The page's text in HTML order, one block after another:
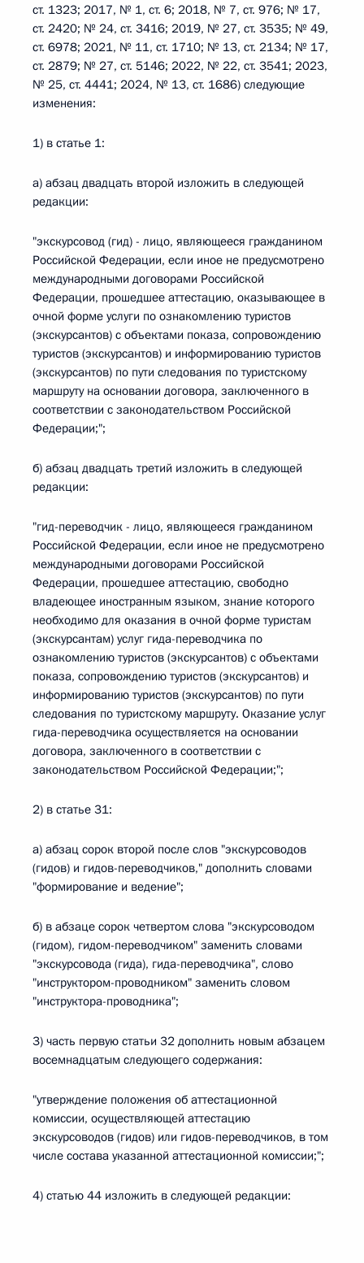
ст. 1323; 2017, № 1, ст. 6; 2018, № 7, ст. 976; № 17,
ст. 2420; № 24, ст. 3416; 2019, № 27, ст. 3535; № 49,
ст. 6978; 2021, № 11, ст. 1710; № 13, ст. 2134; № 17,
ст. 2879; № 27, ст. 5146; 2022, № 22, ст. 3541; 2023,
№ 25, ст. 4441; 2024, № 13, ст. 1686) следующие
изменения:
1) в статье 1:
а) абзац двадцать второй изложить в следующей
редакции:
"экскурсовод (гид) - лицо, являющееся гражданином
Российской Федерации, если иное не предусмотрено
международными договорами Российской
Федерации, прошедшее аттестацию, оказывающее в
очной форме услуги по ознакомлению туристов
(экскурсантов) с объектами показа, сопровождению
туристов (экскурсантов) и информированию туристов
(экскурсантов) по пути следования по туристскому
маршруту на основании договора, заключенного в
соответствии с законодательством Российской
Федерации;";
б) абзац двадцать третий изложить в следующей
редакции:
"гид-переводчик - лицо, являющееся гражданином
Российской Федерации, если иное не предусмотрено
международными договорами Российской
Федерации, прошедшее аттестацию, свободно
владеющее иностранным языком, знание которого
необходимо для оказания в очной форме туристам
(экскурсантам) услуг гида-переводчика по
ознакомлению туристов (экскурсантов) с объектами
показа, сопровождению туристов (экскурсантов) и
информированию туристов (экскурсантов) по пути
следования по туристскому маршруту. Оказание услуг
гида-переводчика осуществляется на основании
договора, заключенного в соответствии с
законодательством Российской Федерации;";
2) в статье 31:
а) абзац сорок второй после слов "экскурсоводов
(гидов) и гидов-переводчиков," дополнить словами
"формирование и ведение";
б) в абзаце сорок четвертом слова "экскурсоводом
(гидом), гидом-переводчиком" заменить словами
"экскурсовода (гида), гида-переводчика", слово
"инструктором-проводником" заменить словом
"инструктора-проводника";
3) часть первую статьи 32 дополнить новым абзацем
восемнадцатым следующего содержания:
"утверждение положения об аттестационной
комиссии, осуществляющей аттестацию
экскурсоводов (гидов) или гидов-переводчиков, в том
числе состава указанной аттестационной комиссии;";
4) статью 44 изложить в следующей редакции: